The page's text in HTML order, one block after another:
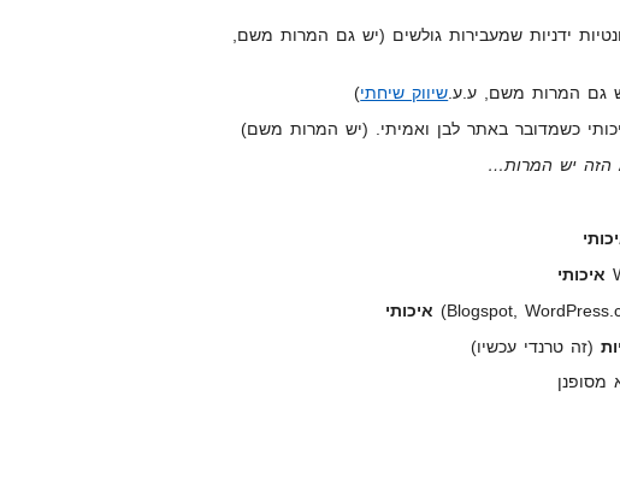
ידניות שמעבירות גולשים (יש גם המרות משם,
גם המרות משם, ע.ע. שיווק שיחתי)
הזה יש המרות…
איכותי
איכותי
(זה טרנדי עכשיו)